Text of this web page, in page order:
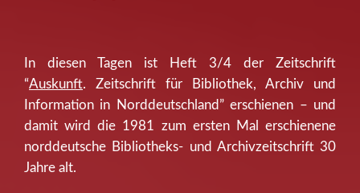
In diesen Tagen ist Heft 3/4 der Zeitschrift
“Auskunft. Zeitschrift für Bibliothek, Archiv und
Information in Norddeutschland” erschienen – und
damit wird die 1981 zum ersten Mal erschienene
norddeutsche Bibliotheks- und Archivzeitschrift 30
Jahre alt.